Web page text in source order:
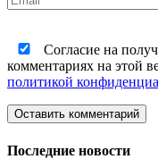
Согласие на
комментариях на этой
политикой
Оставить комментарий
Последние новости